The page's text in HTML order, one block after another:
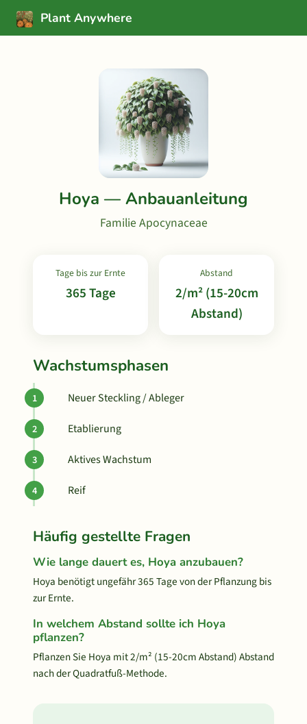
Plant Anywhere
Hoya — Anbauanleitung
Familie Apocynaceae
Tage bis zur Ernte
365 Tage
Abstand
2/m² (15-20cm
Abstand)
Wachstumsphasen
Neuer Steckling / Ableger
Etablierung
Aktives Wachstum
Reif
Häufig gestellte Fragen
Wie lange dauert es, Hoya anzubauen?
Hoya benötigt ungefähr 365 Tage von der Pflanzung bis
zur Ernte.
In welchem Abstand sollte ich Hoya
pflanzen?
Pflanzen Sie Hoya mit 2/m² (15-20cm Abstand) Abstand
nach der Quadratfuß-Methode.